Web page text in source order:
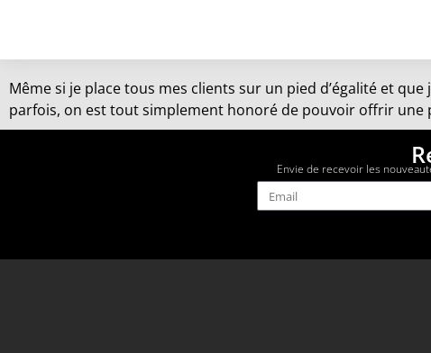
Même si je place tous mes clients sur un pied d’égalité et
parfois, on est tout simplement honoré de pouvoir offrir une
Envie de recevoir les